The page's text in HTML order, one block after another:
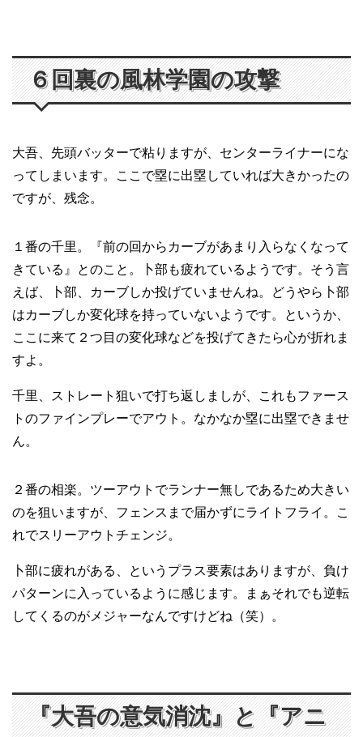
６回裏の風林学園の攻撃
大吾、先頭バッターで粘りますが、センターライナーにな
ってしまいます。ここで塁に出塁していれば大きかったの
ですが、残念。
１番の千里。『前の回からカーブがあまり入らなくなって
きている』とのこと。卜部も疲れているようです。そう言
えば、卜部、カーブしか投げていませんね。どうやら卜部
はカーブしか変化球を持っていないようです。というか、
ここに来て２つ目の変化球などを投げてきたら心が折れま
すよ。
千里、ストレート狙いで打ち返しましが、これもファース
トのファインプレーでアウト。なかなか塁に出塁できませ
ん。
２番の相楽。ツーアウトでランナー無しであるため大きい
のを狙いますが、フェンスまで届かずにライトフライ。こ
れでスリーアウトチェンジ。
卜部に疲れがある、というプラス要素はありますが、負け
パターンに入っているように感じます。まぁそれでも逆転
してくるのがメジャーなんですけどね（笑）。
『大吾の意気消沈』と『アニ